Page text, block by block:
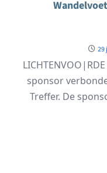
29
sponsor
Treffer. De